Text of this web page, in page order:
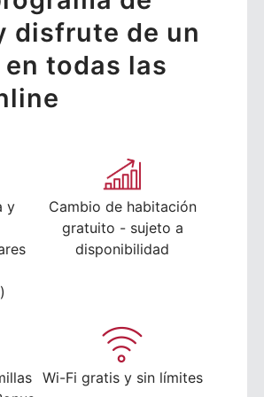
disfrute de un
todas las
y
Cambio de habitación
gratuito - sujeto a
disponibilidad
Wi-Fi gratis y sin límites